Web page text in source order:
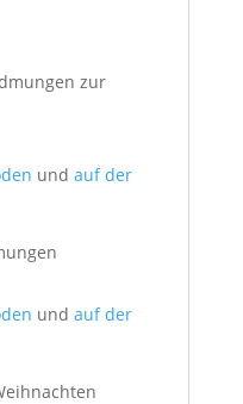
zur
und auf der
und auf der